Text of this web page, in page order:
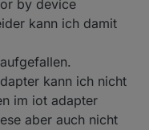
by device
kann ich damit
kann ich nicht
im iot adapter
aber auch nicht